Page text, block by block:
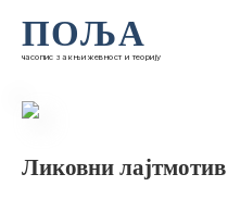
ПОЉА
часопис за књижевност и теорију
Ликовни лајтмотив